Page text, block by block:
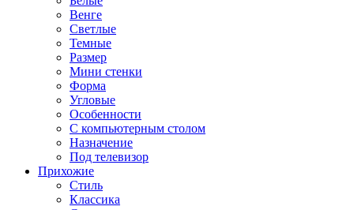
Венге
Светлые
Темные
Размер
Мини стенки
Форма
Угловые
Особенности
С компьютерным столом
Назначение
Под телевизор
Прихожие
Стиль
Классика